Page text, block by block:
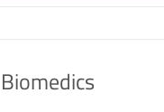
Biomedics